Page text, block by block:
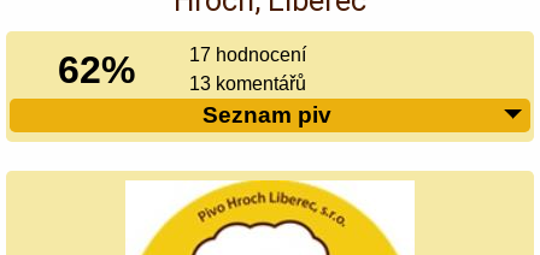
62%
17 hodnocení
13 komentářů
Seznam piv